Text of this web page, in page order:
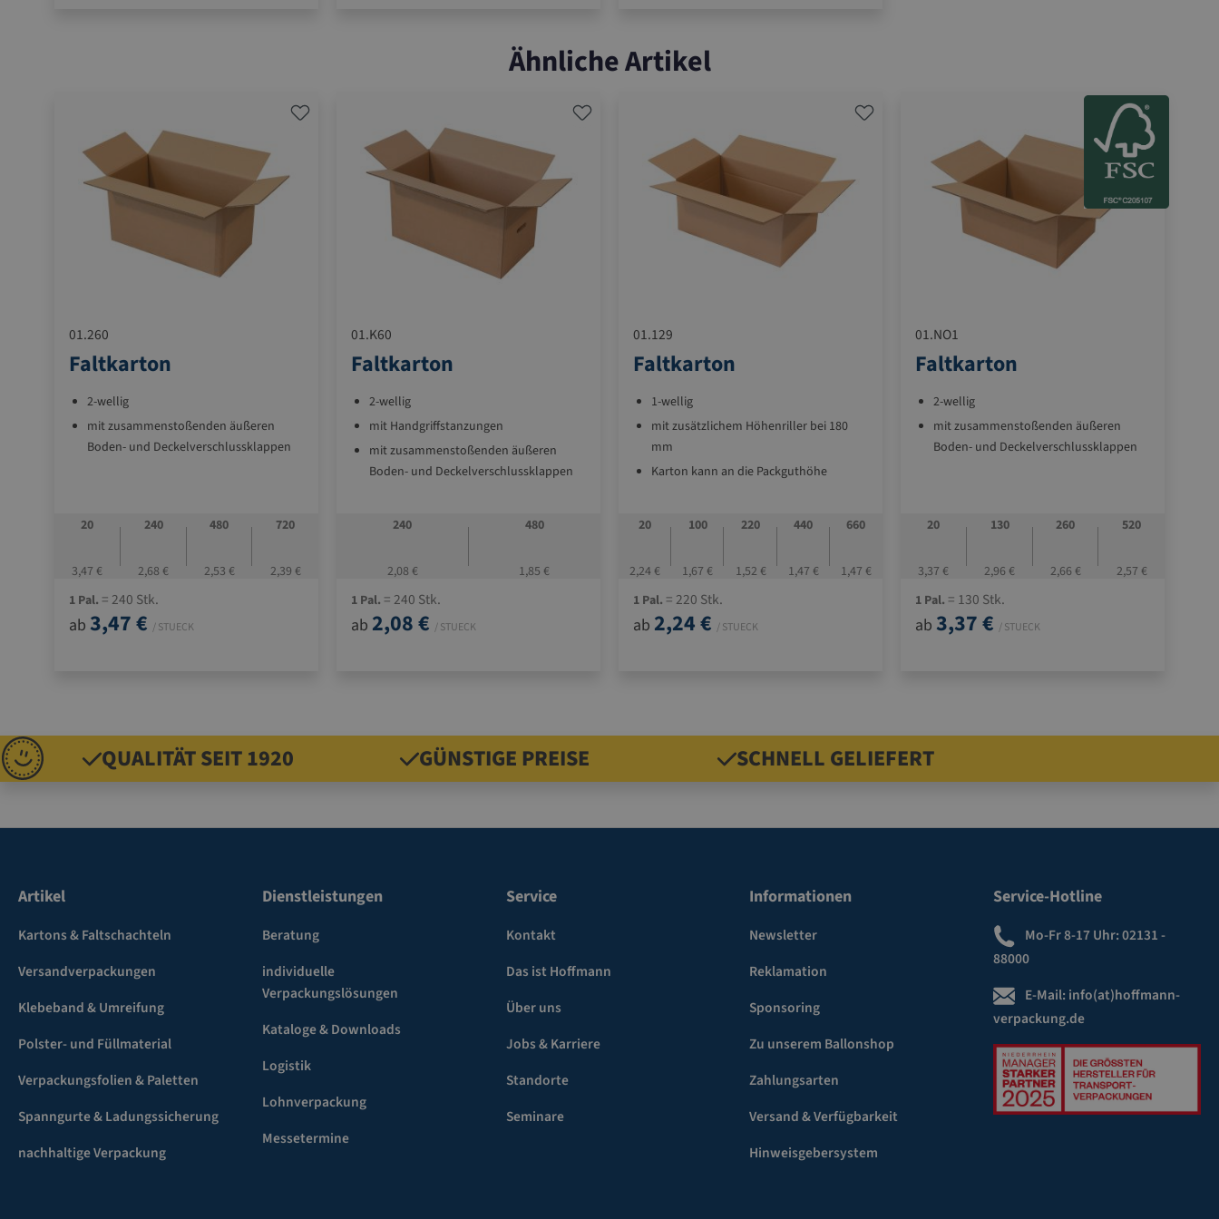
Ähnliche Artikel
01.260
Faltkarton
2-wellig
mit zusammenstoßenden äußeren
Boden- und Deckelverschlussklappen
20
3,47 €
240
2,68 €
480
2,53 €
720
2,39 €
1 Pal. = 240 Stk.
ab 3,47 € / STUECK
01.K60
Faltkarton
2-wellig
mit Handgriffstanzungen
mit zusammenstoßenden äußeren
Boden- und Deckelverschlussklappen
240
2,08 €
480
1,85 €
1 Pal. = 240 Stk.
ab 2,08 € / STUECK
01.129
Faltkarton
1-wellig
mit zusätzlichem Höhenriller bei 180
mm
Karton kann an die Packguthöhe
mit zusammenstoßenden äußeren
20
2,24 €
100
1,67 €
220
1,52 €
440
1,47 €
660
1,47 €
1 Pal. = 220 Stk.
ab 2,24 € / STUECK
01.NO1
Faltkarton
2-wellig
mit zusammenstoßenden äußeren
Boden- und Deckelverschlussklappen
20
3,37 €
130
2,96 €
260
2,66 €
520
2,57 €
1 Pal. = 130 Stk.
ab 3,37 € / STUECK
QUALITÄT SEIT 1920 GÜNSTIGE PREISE SCHNELL GELIEFERT
Artikel
Kartons & Faltschachteln
Versandverpackungen
Klebeband & Umreifung
Polster- und Füllmaterial
Verpackungsfolien & Paletten
Spanngurte & Ladungssicherung
nachhaltige Verpackung
Dienstleistungen
Beratung
individuelle
Verpackungslösungen
Kataloge & Downloads
Logistik
Lohnverpackung
Messetermine
Service
Kontakt
Das ist Hoffmann
Über uns
Jobs & Karriere
Standorte
Seminare
Informationen
Newsletter
Reklamation
Sponsoring
Zu unserem Ballonshop
Zahlungsarten
Versand & Verfügbarkeit
Hinweisgebersystem
Service-Hotline
Mo-Fr 8-17 Uhr:02131 -
88000
E-Mail: info(at)hoffmann-
verpackung.de